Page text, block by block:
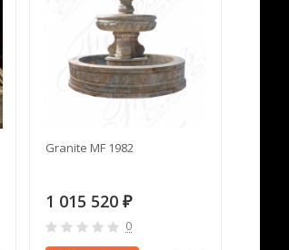
Granite MF 1982
1 015 520 ₽
0